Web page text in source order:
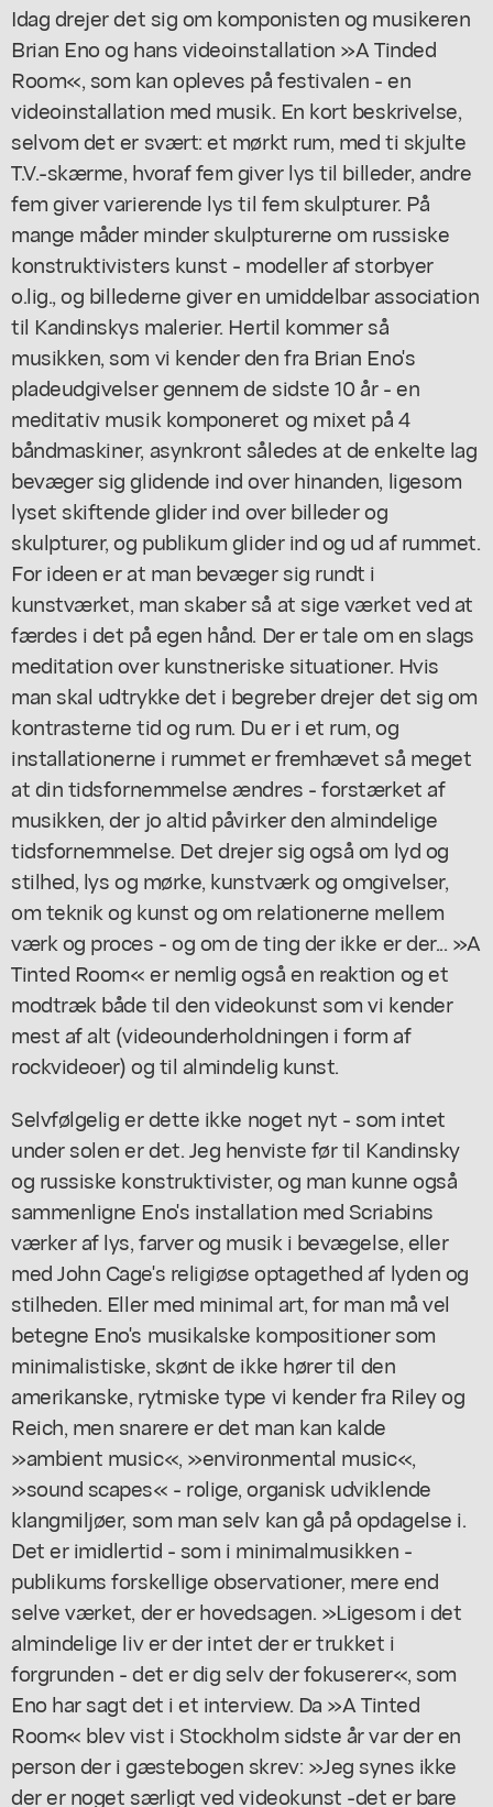
Idag drejer det sig om komponisten og musikeren
Brian Eno og hans videoinstallation »A Tinded
Room«, som kan opleves på festivalen - en
videoinstallation med musik. En kort beskrivelse,
selvom det er svært: et mørkt rum, med ti skjulte
T.V.-skærme, hvoraf fem giver lys til billeder, andre
fem giver varierende lys til fem skulpturer. På
mange måder minder skulpturerne om russiske
konstruktivisters kunst - modeller af storbyer
o.lig., og billederne giver en umiddelbar association
til Kandinskys malerier. Hertil kommer så
musikken, som vi kender den fra Brian Eno's
pladeudgivelser gennem de sidste 10 år - en
meditativ musik komponeret og mixet på 4
båndmaskiner, asynkront således at de enkelte lag
bevæger sig glidende ind over hinanden, ligesom
lyset skiftende glider ind over billeder og
skulpturer, og publikum glider ind og ud af rummet.
For ideen er at man bevæger sig rundt i
kunstværket, man skaber så at sige værket ved at
færdes i det på egen hånd. Der er tale om en slags
meditation over kunstneriske situationer. Hvis
man skal udtrykke det i begreber drejer det sig om
kontrasterne tid og rum. Du er i et rum, og
installationerne i rummet er fremhævet så meget
at din tidsfornemmelse ændres - forstærket af
musikken, der jo altid påvirker den almindelige
tidsfornemmelse. Det drejer sig også om lyd og
stilhed, lys og mørke, kunstværk og omgivelser,
om teknik og kunst og om relationerne mellem
værk og proces - og om de ting der ikke er der... »A
Tinted Room« er nemlig også en reaktion og et
modtræk både til den videokunst som vi kender
mest af alt (videounderholdningen i form af
rockvideoer) og til almindelig kunst.
Selvfølgelig er dette ikke noget nyt - som intet
under solen er det. Jeg henviste før til Kandinsky
og russiske konstruktivister, og man kunne også
sammenligne Eno's installation med Scriabins
værker af lys, farver og musik i bevægelse, eller
med John Cage's religiøse optagethed af lyden og
stilheden. Eller med minimal art, for man må vel
betegne Eno's musikalske kompositioner som
minimalistiske, skønt de ikke hører til den
amerikanske, rytmiske type vi kender fra Riley og
Reich, men snarere er det man kan kalde
»ambient music«, »environmental music«,
»sound scapes« - rolige, organisk udviklende
klangmiljøer, som man selv kan gå på opdagelse i.
Det er imidlertid - som i minimalmusikken -
publikums forskellige observationer, mere end
selve værket, der er hovedsagen. »Ligesom i det
almindelige liv er der intet der er trukket i
forgrunden - det er dig selv der fokuserer«, som
Eno har sagt det i et interview. Da »A Tinted
Room« blev vist i Stockholm sidste år var der en
person der i gæstebogen skrev: »Jeg synes ikke
der er noget særligt ved videokunst -det er bare